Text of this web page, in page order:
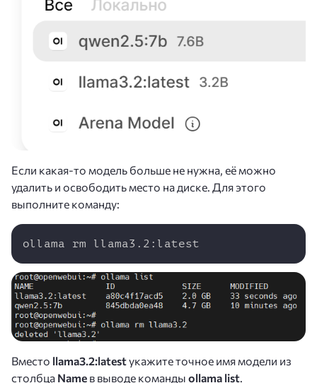
Если какая-то модель больше не нужна, её можно
удалить и освободить место на диске. Для этого
выполните команду:
ollama rm llama3.2:latest
Вместо llama3.2:latestукажите точное имя модели из
столбца Name в выводе команды ollama list.